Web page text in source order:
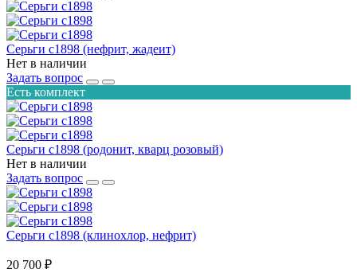
Серьги с1898 (нефрит, жадеит)
Нет в наличии
Задать вопрос
Есть комплект
Серьги с1898 (родонит, кварц розовый)
Нет в наличии
Задать вопрос
Серьги с1898 (клинохлор, нефрит)
20 700 ₽